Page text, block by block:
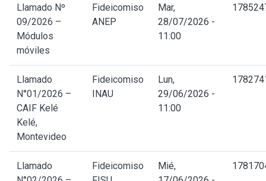
Llamado Nº
09/2026 –
Módulos
móviles
Fideicomiso
ANEP
Mar,
28/07/2026 -
11:00
Llamado
N°01/2026 –
CAIF Kelé
Kelé,
Montevideo
Fideicomiso
INAU
Lun,
29/06/2026 -
11:00
Llamado
Fideicomiso
Mié,